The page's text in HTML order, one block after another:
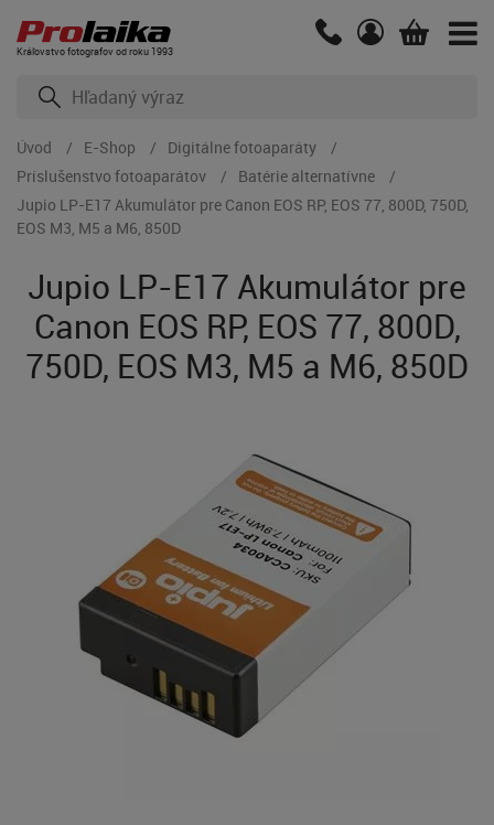
Kráľovstvo fotografov od roku 1993
Úvod E-Shop
Digitálne fotoaparáty
Príslušenstvo fotoaparátov
Batérie alternatívne
Jupio LP-E17 Akumulátor pre Canon EOS RP, EOS 77, 800D, 750D,
EOS M3, M5 a M6, 850D
Jupio LP-E17 Akumulátor pre
Canon EOS RP, EOS 77, 800D,
750D, EOS M3, M5 a M6, 850D